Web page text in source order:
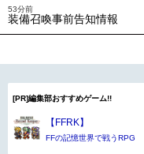
53分前
装備召喚事前告知情報
[PR]編集部おすすめゲーム!!
【FFRK】
FFの記憶世界で戦うRPG